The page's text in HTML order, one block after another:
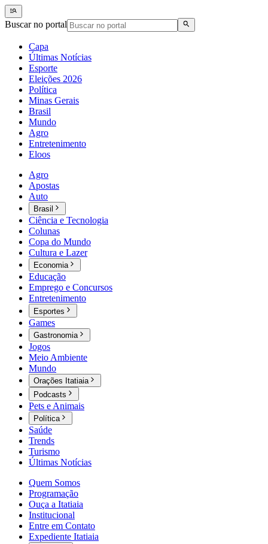
Buscar no portal
Capa
Últimas Notícias
Esporte
Eleições 2026
Política
Minas Gerais
Brasil
Mundo
Agro
Entretenimento
Eloos
Agro
Apostas
Auto
Brasil
Ciência e Tecnologia
Colunas
Copa do Mundo
Cultura e Lazer
Economia
Educação
Emprego e Concursos
Entretenimento
Esportes
Games
Gastronomia
Jogos
Meio Ambiente
Mundo
Orações Itatiaia
Podcasts
Pets e Animais
Política
Saúde
Trends
Turismo
Últimas Notícias
Quem Somos
Programação
Ouça a Itatiaia
Institucional
Entre em Contato
Expediente Itatiaia